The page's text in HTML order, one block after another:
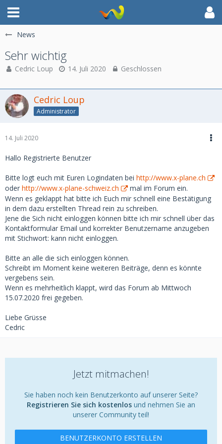
News
Sehr wichtig
Cedric Loup 14. Juli 2020 Geschlossen
Cedric Loup
Administrator
14. Juli 2020
Hallo Registrierte Benutzer
Bitte logt euch mit Euren Logindaten bei http://www.x-plane.ch
oder http://www.x-plane-schweiz.ch
mal im Forum ein.
Wenn es geklappt hat bitte ich Euch mir schnell eine Bestätigung
in dem dazu erstellten Thread rein zu schreiben.
Jene die Sich nicht einloggen können bitte ich mir schnell über das
Kontaktformular Email und korrekter Benutzername anzugeben
mit Stichwort: kann nicht einloggen.
Bitte an alle die sich einloggen können.
Schreibt im Moment keine weiteren Beiträge, denn es könnte
vergebens sein.
Wenn es mehrheitlich klappt, wird das Forum ab Mittwoch
15.07.2020 frei gegeben.
Liebe Grüsse
Cedric
Jetzt mitmachen!
Sie haben noch kein Benutzerkonto auf unserer Seite?
Registrieren Sie sich kostenlos und nehmen Sie an
unserer Community teil!
BENUTZERKONTO ERSTELLEN